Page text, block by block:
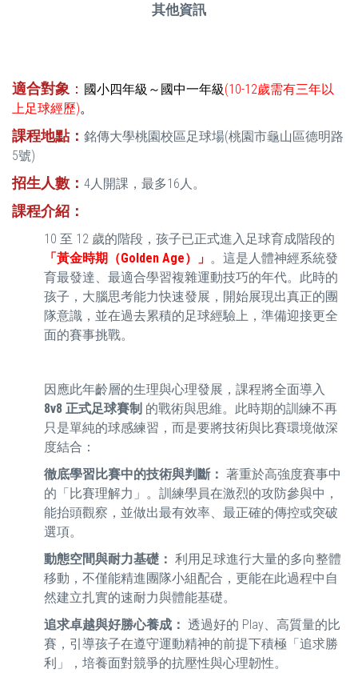
其他資訊
適合對象 ： 國小四年級～國中一年級(10-12歲需有三年以
上足球經歷)。
課程地點： 銘傳大學桃園校區足球場(桃園市龜山區德明路
5號)
招生人數： 4人開課，最多16人。
課程介紹：
10 至 12 歲的階段，孩子已正式進入足球育成階段的
「黃金時期（Golden Age）」 。這是人體神經系統發
育最發達、最適合學習複雜運動技巧的年代。此時的
孩子，大腦思考能力快速發展，開始展現出真正的團
隊意識，並在過去累積的足球經驗上，準備迎接更全
面的賽事挑戰。
因應此年齡層的生理與心理發展，課程將全面導入
8v8 正式足球賽制 的戰術與思維。此時期的訓練不再
只是單純的球感練習，而是要將技術與比賽環境做深
度結合：
徹底學習比賽中的技術與判斷： 著重於高強度賽事中
的「比賽理解力」。訓練學員在激烈的攻防參與中，
能抬頭觀察，並做出最有效率、最正確的傳控或突破
選項。
動態空間與耐力基礎： 利用足球進行大量的多向整體
移動，不僅能精進團隊小組配合，更能在此過程中自
然建立扎實的速耐力與體能基礎。
追求卓越與好勝心養成： 透過好的 Play、高質量的比
賽，引導孩子在遵守運動精神的前提下積極「追求勝
利」，培養面對競爭的抗壓性與心理韌性。